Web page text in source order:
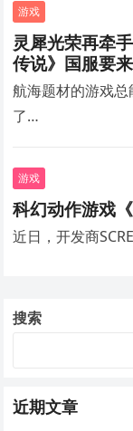
游戏
灵犀光荣再牵
传说》国服要来
航海题材的游戏
了…
游戏
科幻动作游戏
近日，开发商
搜索
近期文章